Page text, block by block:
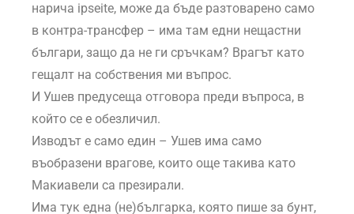
нарича ipseite, може да бъде разтоварено само
в контра-трансфер – има там едни нещастни
българи, защо да не ги сръчкам? Врагът като
гещалт на собствения ми въпрос.
И Ушев предусеща отговора преди въпроса, в
който се е обезличил.
Изводът е само един – Ушев има само
въобразени врагове, които още такива като
Макиавели са презирали.
Има тук една (не)българка, която пише за бунт,